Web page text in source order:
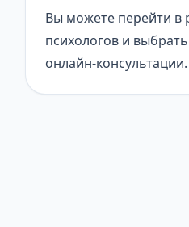
Вы можете перейти в
психологов и
онлайн-консультации.